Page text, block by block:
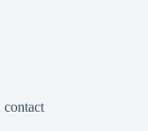
contact